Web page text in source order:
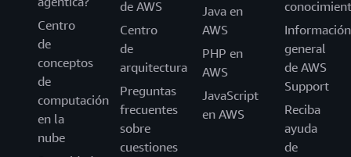
Centro
de
conceptos
de
computación
en la
nube
de AWS
Centro
de
arquitectura
Preguntas
frecuentes
sobre
cuestiones
Java en
AWS
PHP en
AWS
JavaScript
en AWS
Información
general
de AWS
Support
Reciba
ayuda
de